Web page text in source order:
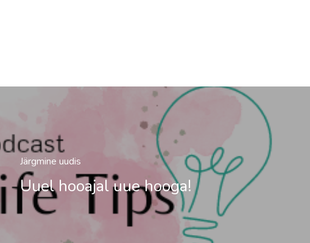
Järgmine uudis
Uuel hooajal uue hooga!